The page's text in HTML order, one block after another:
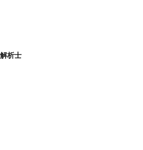
析士